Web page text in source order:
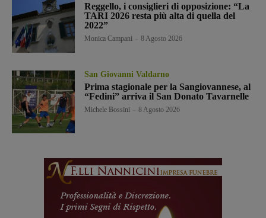
Reggello, i consiglieri di opposizione: “La
TARI 2026 resta più alta di quella del
2022”
Monica Campani 8 Agosto 2026
San Giovanni Valdarno
Prima stagionale per la Sangiovannese, al
“Fedini” arriva il San Donato Tavarnelle
Michele Bossini 8 Agosto 2026